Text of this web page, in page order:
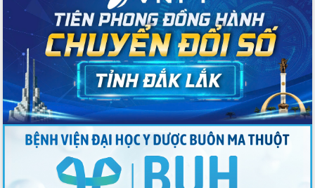
Chuyển đổi số thư viện: Mở rộng
không gian tri thức trong thời đại số
Đánh giá, rút kinh nghiệm công tác tổ
chức diễn tập trước ngày bầu cử
Chương trình “Gặp gỡ hữu nghị –
Friendship Meeting New Year 2026”
Bầu cử Quốc hội và HĐND: Cử tri Đắk
Lắk gửi gắm niềm tin, kỳ vọng vào lá
phiếu
Đắk Lắk sẵn sàng các điều kiện cho
Ngày hội bầu cử đại biểu Quốc hội
khóa XVI và HĐND các cấp nhiệm kỳ